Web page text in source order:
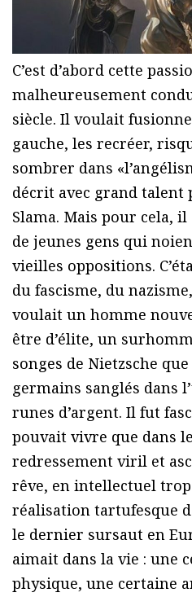
C’est d’abord cette
malheureusement
siècle. Il voulait
gauche, les recréer,
sombrer dans
décrit avec grand talent
Slama. Mais pour cela,
de jeunes gens qui
vieilles oppositions.
du fascisme, du
voulait un homme
être d’élite, un
songes de Nietzsche
germains sanglés dans
runes d’argent. Il fut
pouvait vivre que dans
redressement viril et
rêve, en intellectuel
réalisation tartufesque
le dernier sursaut en
aimait dans la vie : une
physique, une certaine